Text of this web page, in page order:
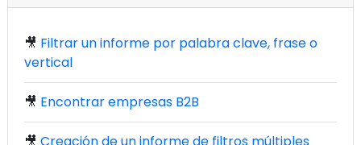
🎥 Filtrar un informe por palabra clave, frase o
vertical
🎥 Encontrar empresas B2B